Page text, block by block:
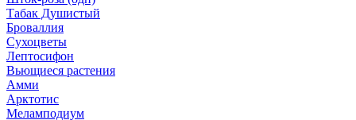
Табак Душистый
Броваллия
Сухоцветы
Лептосифон
Вьющиеся растения
Амми
Арктотис
Меламподиум